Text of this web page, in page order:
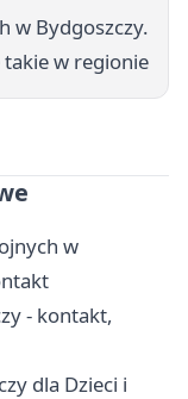
w Bydgoszczy.
takie w regionie
w
- kontakt,
dla Dzieci i